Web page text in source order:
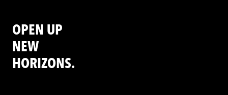
OPEN UP
NEW
HORIZONS.